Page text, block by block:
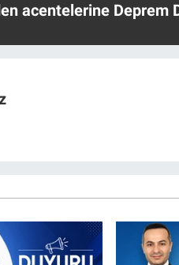
acentelerine Deprem